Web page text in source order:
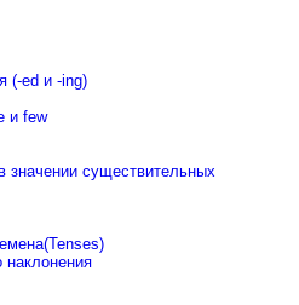
(-ed и -ing)
и few
значении существительных
наклонения